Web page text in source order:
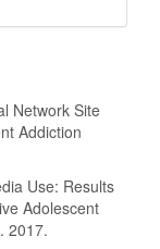
Network Site
Addiction
Use: Results
Adolescent
2017.